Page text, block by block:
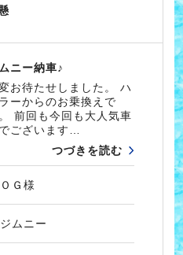
ニー納車♪
お待たせしました。 ハ
ーからのお乗換えで
前回も今回も大人気車
ございます…
つづきを読む
ＯＧ様
ジムニー